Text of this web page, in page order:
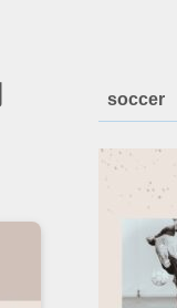
soccer